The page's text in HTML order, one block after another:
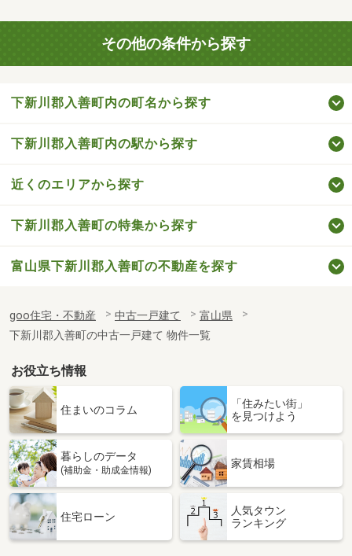
その他の条件から探す
下新川郡入善町内の町名から探す
下新川郡入善町内の駅から探す
近くのエリアから探す
下新川郡入善町の特集から探す
富山県下新川郡入善町の不動産を探す
goo住宅・不動産 中古一戸建て
富山県
下新川郡入善町の中古一戸建て 物件一覧
お役立ち情報
住まいのコラム
「住みたい街」
を見つけよう
暮らしのデータ
(補助金・助成金情報)
家賃相場
住宅ローン
人気タウン
ランキング